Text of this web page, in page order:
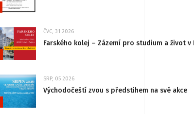
ČVC, 31 2026
Farského kolej – Zázemí pro studium a život v
SRP, 05 2026
Východočeští zvou s předstihem na své akce